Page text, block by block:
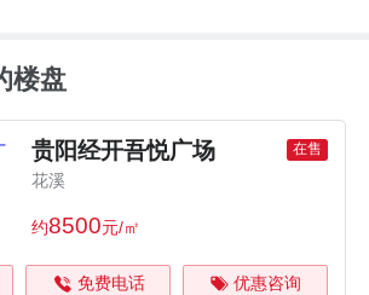
楼盘
贵阳经开吾悦广场 在售
花溪
约8500元/㎡
免费电话 优惠咨询